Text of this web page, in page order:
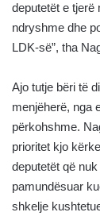
deputetët e tjerë
ndryshme dhe
LDK-së”, tha
Ajo tutje bëri të
menjëherë, nga
përkohshme.
prioritet kjo
deputetët që
pamundësuar
shkelje